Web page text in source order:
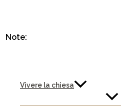
Vivere la chiesa
Note: